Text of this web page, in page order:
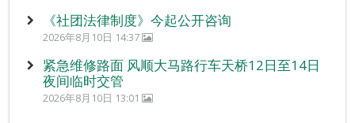
《社团法律制度》今起公开咨询
2026年8月10日 14:37
紧急维修路面 风顺大马路行车天桥12日至14日
夜间临时交管
2026年8月10日 13:01